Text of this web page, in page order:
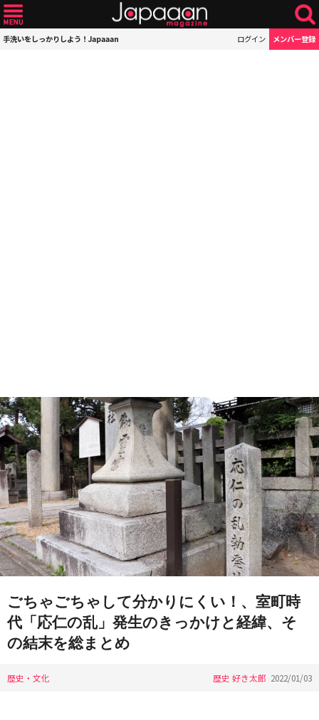
手洗いをしっかりしよう！Japaaan ログイン メンバー登録
ごちゃごちゃして分かりにくい！、室町時
代「応仁の乱」発生のきっかけと経緯、そ
の結末を総まとめ
歴史・文化 歴史 好き太郎 2022/01/03